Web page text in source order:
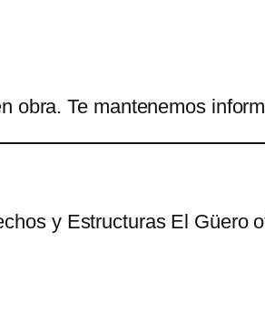
obra. Te mantenemos
y Estructuras El Güero